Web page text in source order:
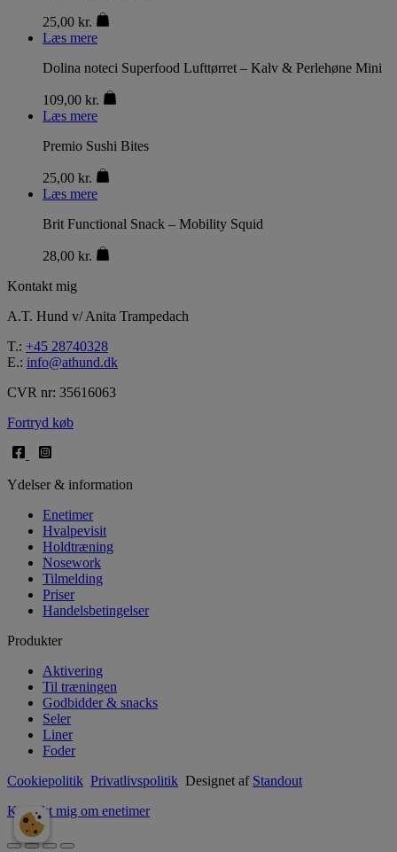
25,00 kr.
Læs mere
Dolina noteci Superfood Lufttørret – Kalv & Perlehøne Mini
109,00 kr.
Læs mere
Premio Sushi Bites
25,00 kr.
Læs mere
Brit Functional Snack – Mobility Squid
28,00 kr.
Kontakt mig
A.T. Hund v/ Anita Trampedach
T.: +45 28740328
E.: info@athund.dk
CVR nr: 35616063
Fortryd køb
Ydelser & information
Enetimer
Hvalpevisit
Holdtræning
Nosework
Tilmelding
Priser
Handelsbetingelser
Produkter
Aktivering
Til træningen
Godbidder & snacks
Seler
Liner
Foder
Cookiepolitik Privatlivspolitik Designet af Standout
Kontakt mig om enetimer